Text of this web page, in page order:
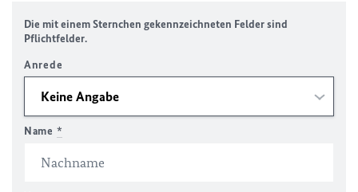
Die mit einem Sternchen gekennzeichneten Felder sind
Pflichtfelder.
Anrede
Name *